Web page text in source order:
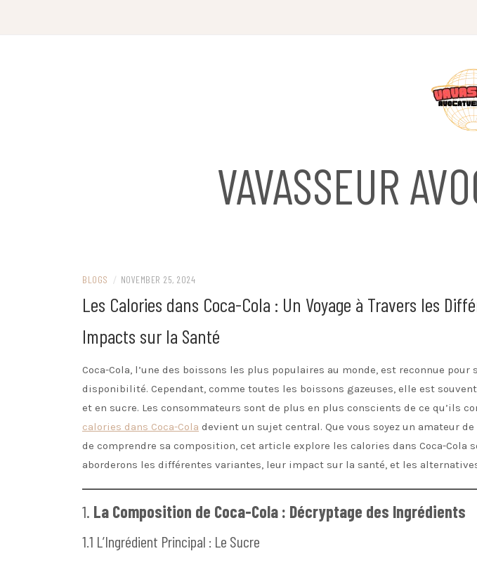
VAVASSEUR
BLOGS / NOVEMBER 25, 2024
Les Calories dans Coca-Cola : Un Voyage à Travers les
Impacts sur la Santé
Coca-Cola, l’une des boissons les plus populaires au monde, est reconnue
disponibilité. Cependant, comme toutes les boissons gazeuses, elle est
et en sucre. Les consommateurs sont de plus en plus conscients de ce qu’ils
calories dans Coca-Cola devient un sujet central. Que vous soyez un amateur
de comprendre sa composition, cet article explore les calories dans Coca-Cola
aborderons les différentes variantes, leur impact sur la santé, et les
1. La Composition de Coca-Cola : Décryptage des Ingrédients
1.1 L’Ingrédient Principal : Le Sucre